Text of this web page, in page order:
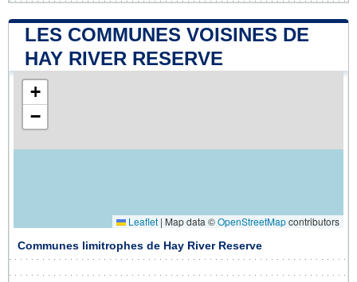
LES COMMUNES VOISINES DE
HAY RIVER RESERVE
+
−
Leaflet | Map data ©OpenStreetMapcontributors
Communes limitrophes de Hay River Reserve